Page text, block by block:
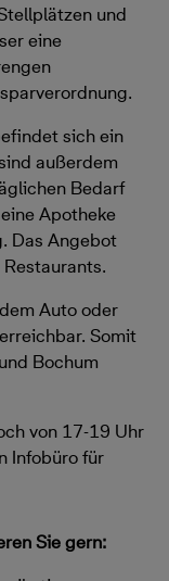
und
eine
sich ein
außerdem
Bedarf
Apotheke
Das Angebot
Auto oder
Somit
Bochum
von 17-19 Uhr
Infobüro für
Sie gern: